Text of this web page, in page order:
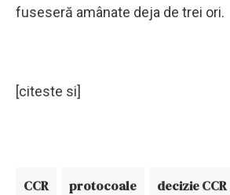
fuseseră amânate deja de trei ori.
[citeste si]
CCR protocoale decizie CCR